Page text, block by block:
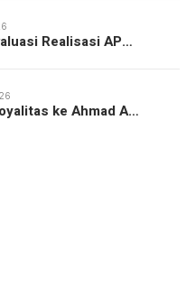
Realisasi AP…
ke Ahmad A…